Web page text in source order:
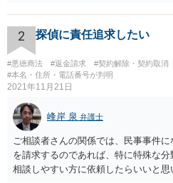
いでしょう。
2 探偵に責任追求したい
#悪徳商法 #返金請求 #契約解除・契約取消
#本名・住所・電話番号が判明
2021年11月21日
峰岸 泉 弁護士
ご相談者さんの関係では、民事事件
を請求するのであれば、特に特殊な分
相談しやすい方に依頼したらいいと思